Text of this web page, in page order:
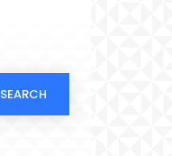
SEARCH